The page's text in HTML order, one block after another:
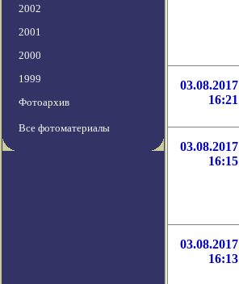
2002
2001
2000
1999
Фотоархив
Все фотоматериалы
03.08.2017
16:21
03.08.2017
16:15
03.08.2017
16:13